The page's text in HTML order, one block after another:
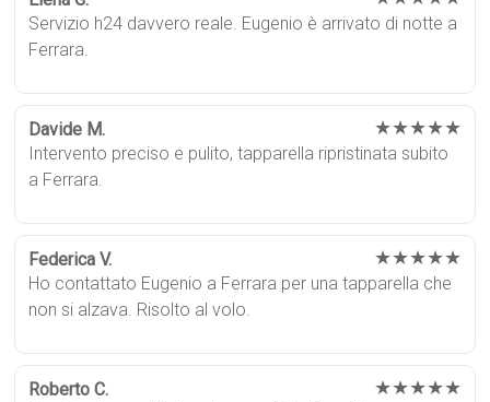
Servizio h24 davvero reale. Eugenio è arrivato di notte a
Ferrara.
Davide M. ★★★★★
Intervento preciso e pulito, tapparella ripristinata subito
a Ferrara.
Federica V. ★★★★★
Ho contattato Eugenio a Ferrara per una tapparella che
non si alzava. Risolto al volo.
Roberto C. ★★★★★